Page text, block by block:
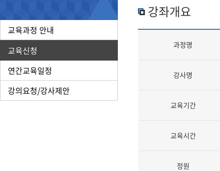
교육과정 안내
교육신청
연간교육일정
강의요청/강사제안
강좌개요
과정명
강사명
교육기간
교육시간
정원